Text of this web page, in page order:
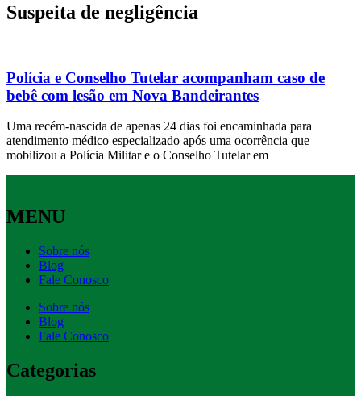
Suspeita de negligência
Polícia e Conselho Tutelar acompanham caso de
bebê com lesão em Nova Bandeirantes
Uma recém-nascida de apenas 24 dias foi encaminhada para
atendimento médico especializado após uma ocorrência que
mobilizou a Polícia Militar e o Conselho Tutelar em
MENU
Sobre nós
Blog
Fale Conosco
Sobre nós
Blog
Fale Conosco
Categorias